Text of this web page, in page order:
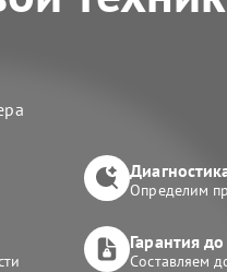
Определим
Гарантия
Составляем